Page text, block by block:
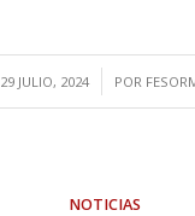
29 JULIO, 2024
/ POR
NOTICIAS